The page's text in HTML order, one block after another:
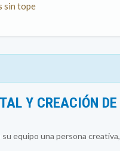
sin tope
Y CREACIÓN DE
equipo una persona